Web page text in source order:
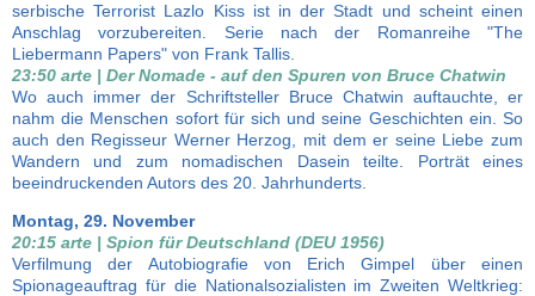
serbische Terrorist Lazlo Kiss ist in der Stadt und scheint einen
Anschlag vorzubereiten. Serie nach der Romanreihe "The
Liebermann Papers" von Frank Tallis.
23:50 arte | Der Nomade - auf den Spuren von Bruce Chatwin
Wo auch immer der Schriftsteller Bruce Chatwin auftauchte, er
nahm die Menschen sofort für sich und seine Geschichten ein. So
auch den Regisseur Werner Herzog, mit dem er seine Liebe zum
Wandern und zum nomadischen Dasein teilte. Porträt eines
beeindruckenden Autors des 20. Jahrhunderts.
Montag, 29. November
20:15 arte | Spion für Deutschland (DEU 1956)
Verfilmung der Autobiografie von Erich Gimpel über einen
Spionageauftrag für die Nationalsozialisten im Zweiten Weltkrieg: